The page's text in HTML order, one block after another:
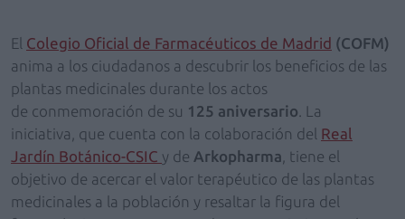
El Colegio Oficial de Farmacéuticos de Madrid (COFM)
anima a los ciudadanos a descubrir los beneficios de las
plantas medicinales durante los actos
de conmemoración de su 125 aniversario . La
iniciativa, que cuenta con la colaboración del Real
Jardín Botánico-CSIC y de Arkopharma , tiene el
objetivo de acercar el valor terapéutico de las plantas
medicinales a la población y resaltar la figura del